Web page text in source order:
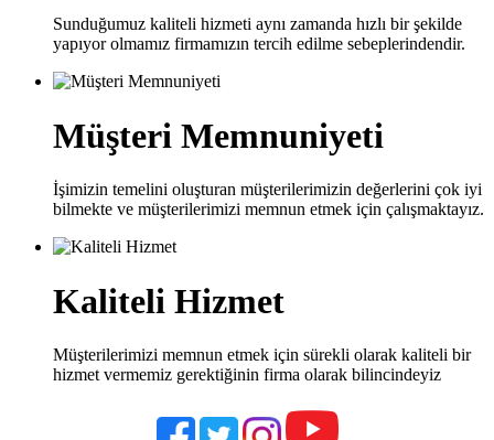
Sunduğumuz kaliteli hizmeti aynı zamanda hızlı bir şekilde
yapıyor olmamız firmamızın tercih edilme sebeplerindendir.
Müşteri Memnuniyeti
İşimizin temelini oluşturan müşterilerimizin değerlerini çok iyi
bilmekte ve müşterilerimizi memnun etmek için çalışmaktayız.
Kaliteli Hizmet
Müşterilerimizi memnun etmek için sürekli olarak kaliteli bir
hizmet vermemiz gerektiğinin firma olarak bilincindeyiz